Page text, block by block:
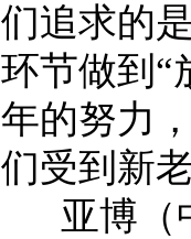
们追求的
环节做到“
年的努力
们受到新
亚博（